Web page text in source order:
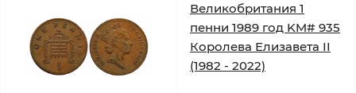
Великобритания 1
пенни 1989 год KM# 935
Королева Елизавета II
(1982 - 2022)